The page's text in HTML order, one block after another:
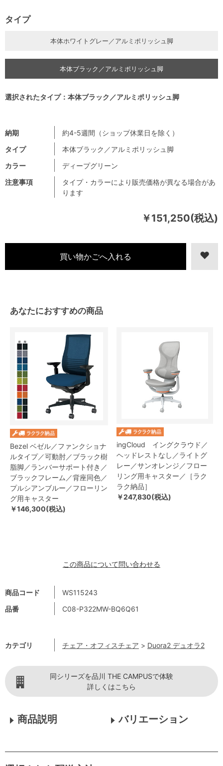
￥151,250(税込)
商品コード
WS115243
品番
C08-P322MW-BQ6Q61
カテゴリ チェア・オフィスチェア > Duora2 デュオラ2
注意事項
タイプ・カラーにより販売価格が異なる場合があ
ります
納期
約4-5週間（ショップ休業日を除く）
タイプ
本体ブラック／アルミポリッシュ脚
カラー
ディープグリーン
タイプ
本体ホワイトグレー／アルミポリッシュ脚
本体ブラック／アルミポリッシュ脚
選択されたタイプ：本体ブラック／アルミポリッシュ脚
あなたにおすすめの商品
Bezel ベゼル／ファンクショナ
ルタイプ／可動肘／ブラック樹
脂脚／ランバーサポート付き／
ブラックフレーム／背座同色／
プルシアンブルー／フローリン
グ用キャスター
￥146,300(税込)
ingCloud イングクラウド／
ヘッドレストなし／ライトグ
レー／サンオレンジ／フロー
リング用キャスター／［ラク
ラク納品］
￥247,830(税込)
この商品について問い合わせる
同シリーズを品川 THE CAMPUSで体験
詳しくはこちら
商品説明 バリエーション